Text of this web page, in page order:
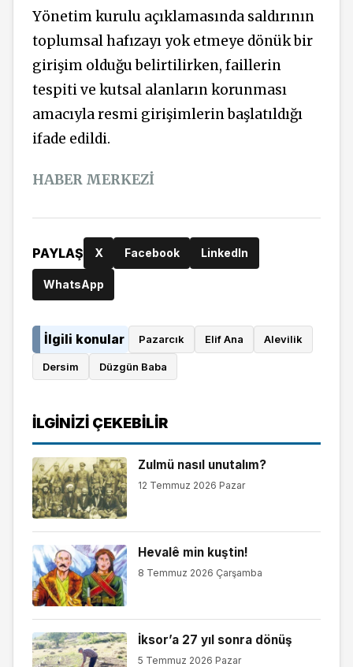
Yönetim kurulu açıklamasında saldırının
toplumsal hafızayı yok etmeye dönük bir
girişim olduğu belirtilirken, faillerin
tespiti ve kutsal alanların korunması
amacıyla resmi girişimlerin başlatıldığı
ifade edildi.
HABER MERKEZİ
PAYLAŞ X Facebook LinkedIn
WhatsApp
İlgili konular Pazarcık Elif Ana Alevilik
Dersim Düzgün Baba
İLGINIZI ÇEKEBILIR
Zulmü nasıl unutalım?
12 Temmuz 2026 Pazar
Hevalê min kuştin!
8 Temmuz 2026 Çarşamba
İksor’a 27 yıl sonra dönüş
5 Temmuz 2026 Pazar